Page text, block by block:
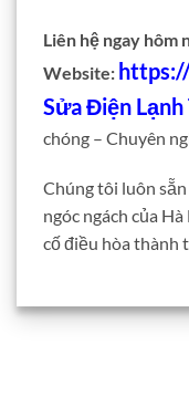
Liên hệ ngay hôm
Website:
Sửa Điện
chóng – Chuyên
Chúng tôi luôn
ngóc ngách của
cố điều hòa thành